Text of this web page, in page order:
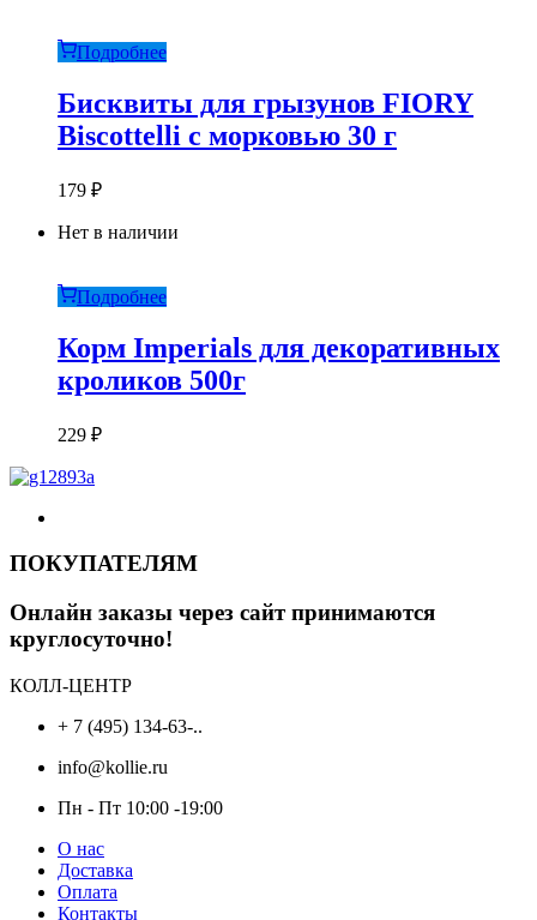
Подробнее
Бисквиты для грызунов FIORY
Biscottelli с морковью 30 г
179 ₽
Нет в наличии
Подробнее
Корм Imperials для декоративных
кроликов 500г
229 ₽
ПОКУПАТЕЛЯМ
Онлайн заказы через сайт принимаются
круглосуточно!
КОЛЛ-ЦЕНТР
+ 7 (495) 134-63-..
info@kollie.ru
Пн - Пт 10:00 -19:00
О нас
Доставка
Оплата
Контакты